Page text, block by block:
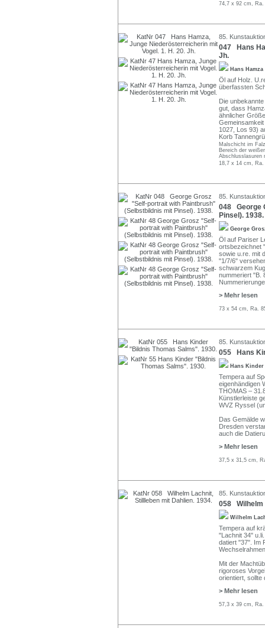
74,7 x 92 cm,
85.
047 Hans
Jh.
Hans Hamza
Öl auf Holz.
überfassten
Die
gut, dass
ähnlicher
1027, Los 93)
Korb
Malschicht im
Bereich der
Abschlusslasuren
18,7 x 14 cm,
85.
048 George
Pinsel). 1938.
George
Öl auf Pariser
ortsbezeichnet
sowie u.re. mit
"1/7/6"
schwarzem
nummeriert "B.
> Mehr lesen
73 x 54 cm, Ra.
85.
055 Hans
Hans Kinder
Tempera auf
eigenhändigen
THOMAS –
Künstlerleiste
WVZ Ryssel
Das Gemälde
Dresden
auch die
> Mehr lesen
37,5 x 31,5 cm,
85.
058 Wilhelm
Wilhelm
Tempera auf
"Lachnit 34"
datiert "37". Im
Mit der
rigoroses
orientiert, sollte
> Mehr lesen
57,3 x 39 cm,